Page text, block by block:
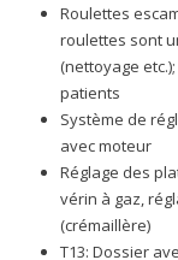
Roulettes
roulettes sont
(nettoyage
patients
Système de
avec moteur
Réglage des
vérin à gaz,
(crémaillère)
T13: Dossier